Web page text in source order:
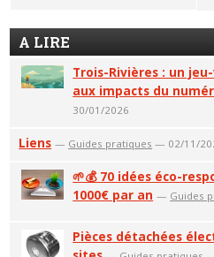
A LIRE
Trois-Rivières : un
aux impacts du
30/01/2026
Liens — Guides pratiques — 02/11/
🌱💰 70 idées éco-
1000€ par an — Guides
Pièces détachées